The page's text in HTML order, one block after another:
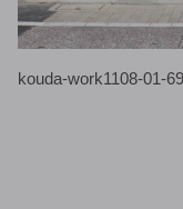
kouda-work1108-01-